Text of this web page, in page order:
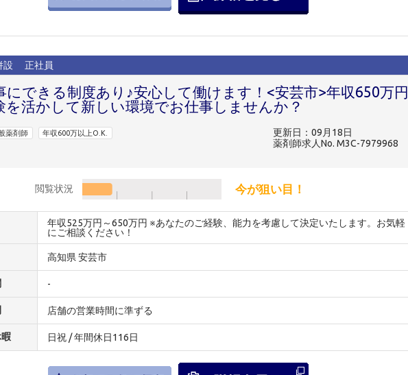
設 正社員
にできる制度あり♪安心して働けます！<安芸市>年収650万円
を活かして新しい環境でお仕事しませんか？
薬剤師 年収600万以上O.K.
更新日：09月18日
薬剤師求人No. M3C-7979968
閲覧状況 今が狙い目！
年収525万円～650万円 ※あなたのご経験、能力を考慮して決定いたします。お気軽
にご相談ください！
高知県 安芸市
-
店舗の営業時間に準ずる
日祝 / 年間休日116日